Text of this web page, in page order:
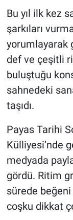
Bu yıl ilk kez
şarkıları
yorumlayarak
def ve çeşitli
buluştuğu
sahnedeki
taşıdı.
Payas Tarihi
Külliyesi’nde
medyada
gördü. Ritim
sürede
coşku dikkat